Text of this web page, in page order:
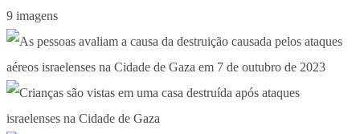
9 imagens